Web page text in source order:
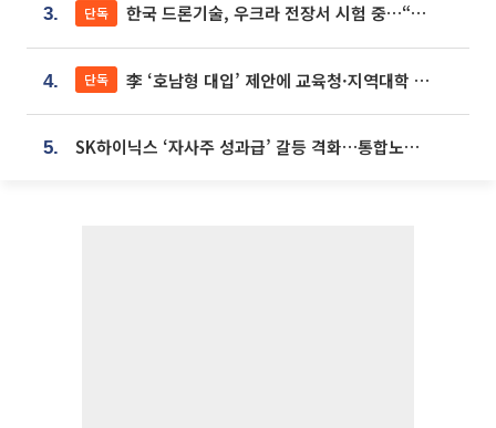
3. 단독 한국 드론기술, 우크라 전장서 시험 중…“스타트업 여러 곳 참여”
4. 단독 李 ‘호남형 대입’ 제안에 교육청·지역대학 서·논술형 입시 연계 '착수'
5. SK하이닉스 ‘자사주 성과급’ 갈등 격화…통합노조 출범 움직임